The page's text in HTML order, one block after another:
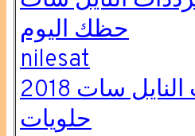
حظك اليوم
nilesat
سات 2018
حلويات